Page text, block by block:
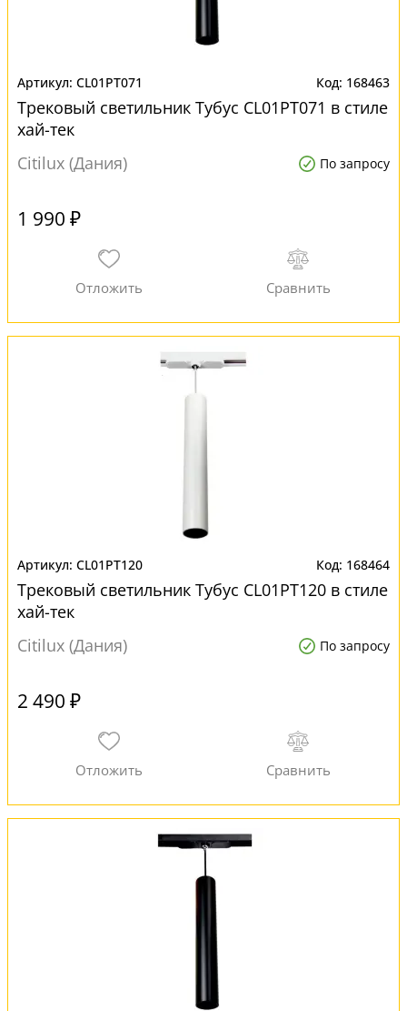
CL01PT071 168463
Трековый светильник Тубус CL01PT071 в стиле
хай-тек
Citilux (Дания)
По запросу
1 990 ₽
CL01PT120 168464
Трековый светильник Тубус CL01PT120 в стиле
хай-тек
Citilux (Дания)
По запросу
2 490 ₽